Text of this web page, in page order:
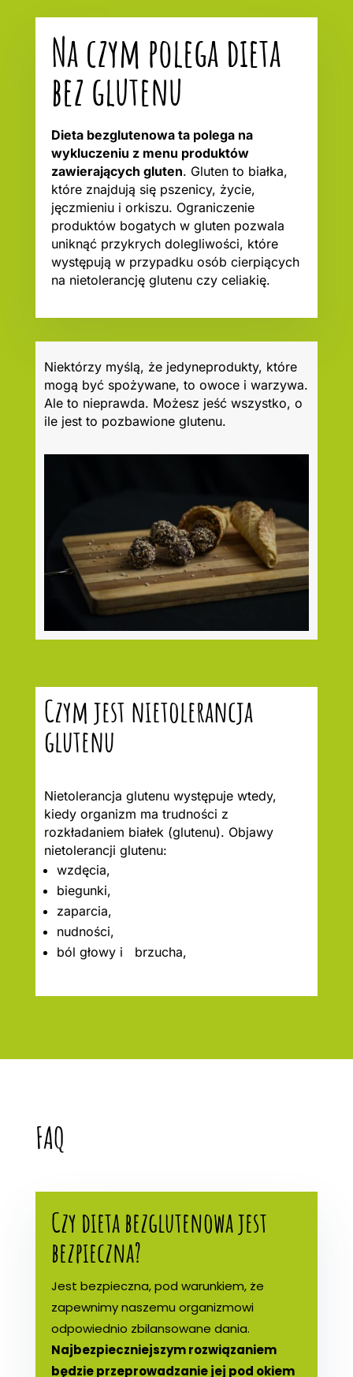
Na czym polega dieta
bez glutenu
Dieta bezglutenowa ta polega na
wykluczeniu z menu produktów
zawierających gluten. Gluten to białka,
które znajdują się pszenicy, życie,
jęczmieniu i orkiszu. Ograniczenie
produktów bogatych w gluten pozwala
uniknąć przykrych dolegliwości, które
występują w przypadku osób cierpiących
na nietolerancję glutenu czy celiakię.
Niektórzy myślą, że jedyneprodukty, które
mogą być spożywane, to owoce i warzywa.
Ale to nieprawda. Możesz jeść wszystko, o
ile jest to pozbawione glutenu.
Czym jest nietolerancja
glutenu
Nietolerancja glutenu występuje wtedy,
kiedy organizm ma trudności z
rozkładaniem białek (glutenu). Objawy
nietolerancji glutenu:
wzdęcia,
biegunki,
zaparcia,
nudności,
ból głowy i brzucha,
FAQ
Czy dieta bezglutenowa jest
bezpieczna?
Jest bezpieczna, pod warunkiem, że
zapewnimy naszemu organizmowi
odpowiednio zbilansowane dania.
Najbezpieczniejszym rozwiązaniem
będzie przeprowadzanie jej pod okiem